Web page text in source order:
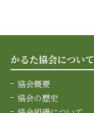
かるた協会について
協会概要
協会の歴史